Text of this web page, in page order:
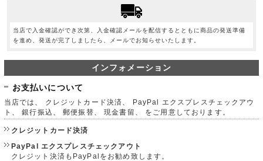
当店で入金確認ができ次第、入金確認メールを配信するとともに商品の発送準備
を進め、発送が完了しましたら、メールでお知らせいたします。
インフォメーション
お支払いについて
当店では、 クレジットカード決済、 PayPal エクスプレスチェックアウ
ト、 銀行振込、 郵便振替、 現金書留、 をご用意しております。
クレジットカード決済
PayPal エクスプレスチェックアウト
クレジット決済もPayPalをお勧め致します。